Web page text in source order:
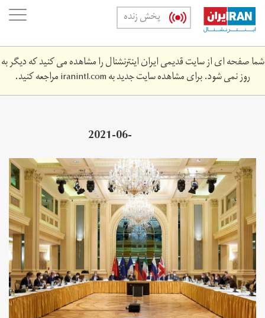
Skip
main
content
پخش زنده
شما صفحه ای از سایت قدیمی ایران اینترنشنال را مشاهده می کنید که دیگر به
روز نمی شود. برای مشاهده سایت جدید بهiranintl.comمراجعه کنید.
2021-06-
nuclear-sanctions.jpg